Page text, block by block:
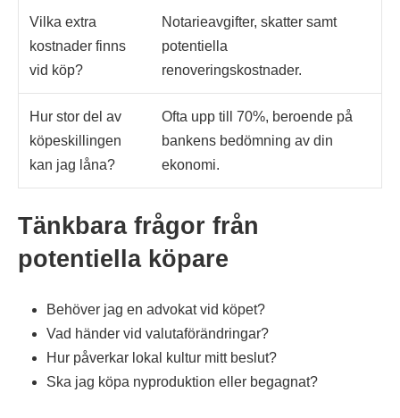
Vilka extra
kostnader finns
vid köp?
Notarieavgifter, skatter samt
potentiella
renoveringskostnader.
Hur stor del av
köpeskillingen
kan jag låna?
Ofta upp till 70%, beroende på
bankens bedömning av din
ekonomi.
Tänkbara frågor från
potentiella köpare
Behöver jag en advokat vid köpet?
Vad händer vid valutaförändringar?
Hur påverkar lokal kultur mitt beslut?
Ska jag köpa nyproduktion eller begagnat?